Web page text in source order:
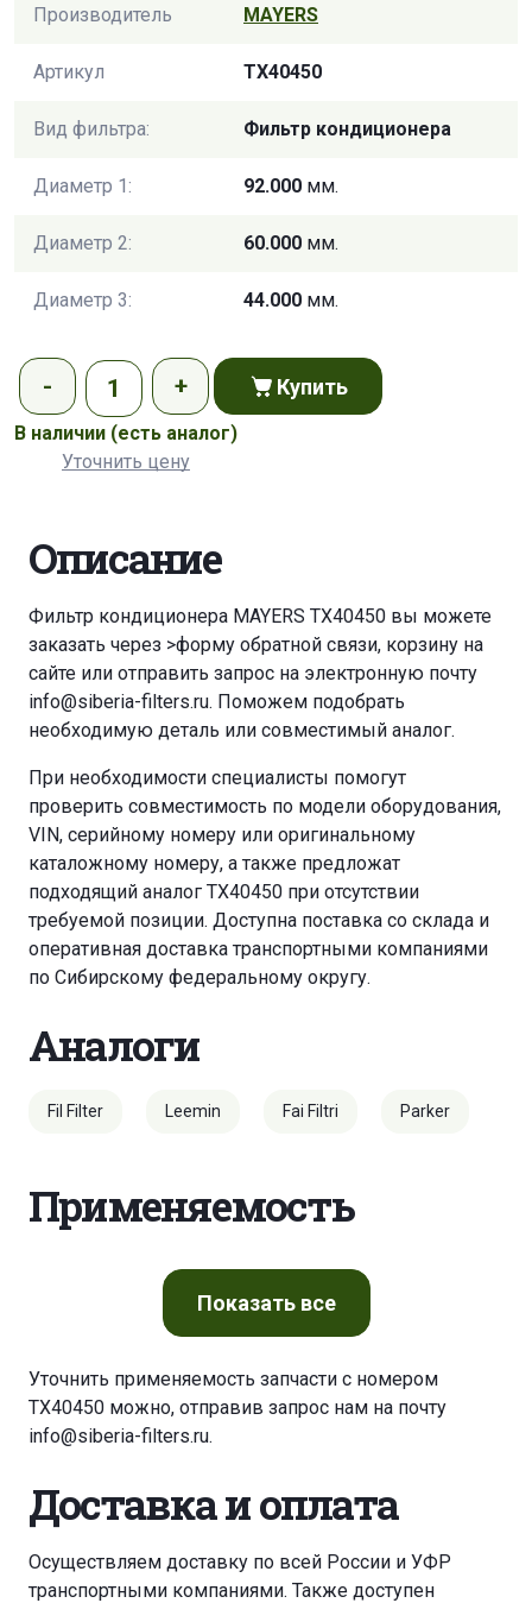
Производитель MAYERS
Артикул TX40450
Вид фильтра: Фильтр кондиционера
Диаметр 1: 92.000 мм.
Диаметр 2: 60.000 мм.
Диаметр 3: 44.000 мм.
Купить
В наличии (есть аналог)
Уточнить цену
Описание
Фильтр кондиционера MAYERS TX40450 вы можете
заказать через >форму обратной связи, корзину на
сайте или отправить запрос на электронную почту
info@siberia-filters.ru. Поможем подобрать
необходимую деталь или совместимый аналог.
При необходимости специалисты помогут
проверить совместимость по модели оборудования,
VIN, серийному номеру или оригинальному
каталожному номеру, а также предложат
подходящий аналог TX40450 при отсутствии
требуемой позиции. Доступна поставка со склада и
оперативная доставка транспортными компаниями
по Сибирскому федеральному округу.
Аналоги
Fil Filter Leemin Fai Filtri Parker
Применяемость
Показатьвсе
Уточнить применяемость запчасти с номером
TX40450 можно, отправив запрос нам на почту
info@siberia-filters.ru.
Доставка и оплата
Осуществляем доставку по всей России и УФР
транспортными компаниями. Также доступен